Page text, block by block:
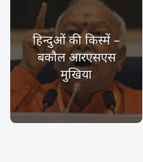
हिन्दुओं की किस्में –
बकौल आरएसएस
मुखिया